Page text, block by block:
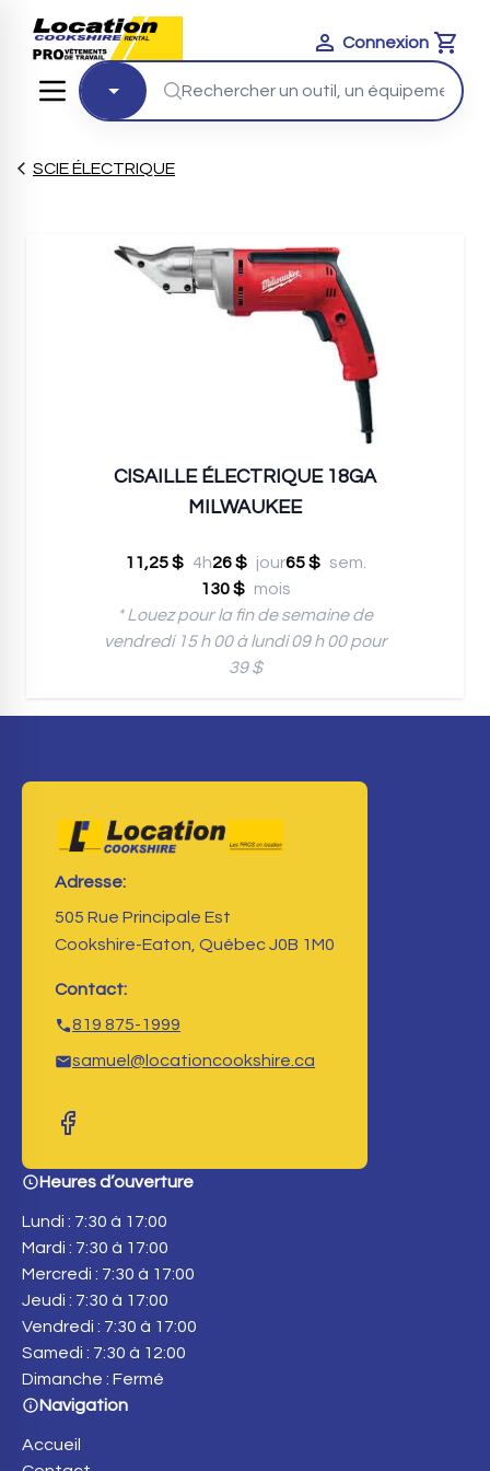
Connexion
Cart
SCIE ÉLECTRIQUE
CISAILLE ÉLECTRIQUE 18GA
MILWAUKEE
11,25 $ 4h26 $ jour65 $ sem.
130 $ mois
* Louez pour la fin de semaine de
vendredi 15 h 00 à lundi 09 h 00 pour
39 $
Adresse:
505 Rue Principale Est
Cookshire-Eaton, Québec J0B 1M0
Contact:
819 875-1999
samuel@locationcookshire.ca
Heures d’ouverture
Lundi : 7:30 à 17:00
Mardi : 7:30 à 17:00
Mercredi : 7:30 à 17:00
Jeudi : 7:30 à 17:00
Vendredi : 7:30 à 17:00
Samedi : 7:30 à 12:00
Dimanche : Fermé
Navigation
Accueil